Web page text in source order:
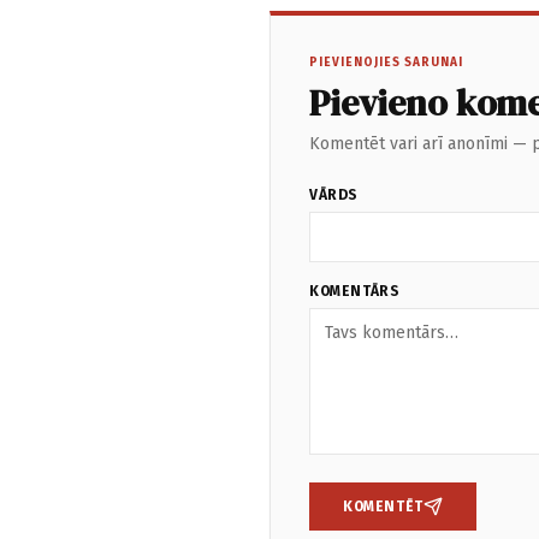
PIEVIENOJIES SARUNAI
Pievieno
Komentēt vari arī anonīmi —
VĀRDS
KOMENTĀRS
KOMENTĒT